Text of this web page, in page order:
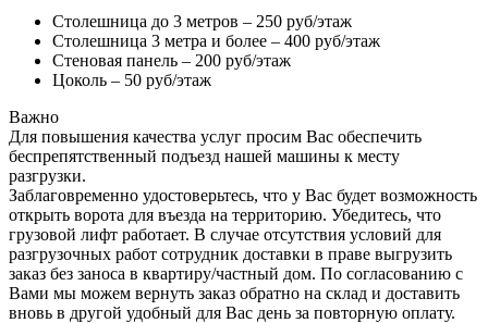
Столешница до 3 метров – 250 руб/этаж
Столешница 3 метра и более – 400 руб/этаж
Стеновая панель – 200 руб/этаж
Цоколь – 50 руб/этаж
Важно
Для повышения качества услуг просим Вас обеспечить
беспрепятственный подъезд нашей машины к месту
разгрузки.
Заблаговременно удостоверьтесь, что у Вас будет возможность
открыть ворота для въезда на территорию. Убедитесь, что
грузовой лифт работает. В случае отсутствия условий для
разгрузочных работ сотрудник доставки в праве выгрузить
заказ без заноса в квартиру/частный дом. По согласованию с
Вами мы можем вернуть заказ обратно на склад и доставить
вновь в другой удобный для Вас день за повторную оплату.